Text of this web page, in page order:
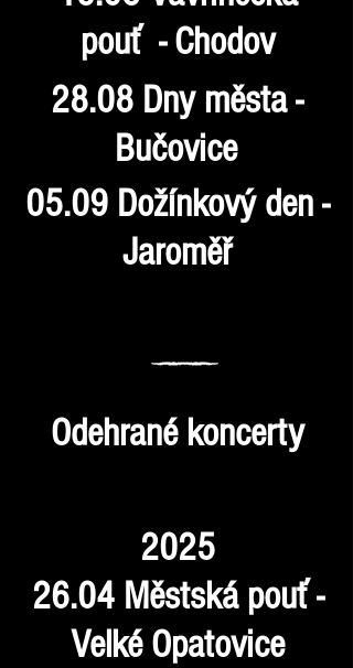
pouť - Chodov
28.08 Dny města -
Bučovice
05.09 Dožínkový den -
Jaroměř
Odehrané koncerty
2025
26.04 Městská pouť -
Velké Opatovice